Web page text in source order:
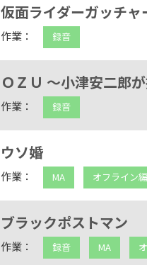
仮面ライダーガッチャ
作業： 録音
ＯＺＵ ～小津安二郎
作業： 録音
ウソ婚
作業： MA オフライン
ブラックポストマン
作業： 録音 MA